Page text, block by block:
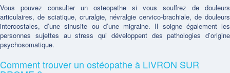
Vous pouvez consulter un osteopathe si vous souffrez de douleurs
articulaires, de sciatique, cruralgie, névralgie cervico-brachiale, de douleurs
intercostales, d’une sinusite ou d’une migraine. Il soigne également les
personnes sujettes au stress qui développent des pathologies d’origine
psychosomatique.
Comment trouver un ostéopathe à LIVRON SUR